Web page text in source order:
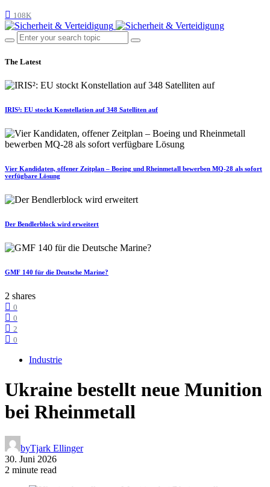
108K
The Latest
IRIS²: EU stockt Konstellation auf 348 Satelliten auf
Vier Kandidaten, offener Zeitplan – Boeing und Rheinmetall bewerben MQ-28 als sofort
verfügbare Lösung
Der Bendlerblock wird erweitert
GMF 140 für die Deutsche Marine?
2 shares
0
0
2
0
Industrie
Ukraine bestellt neue Munition
bei Rheinmetall
byTjark Ellinger
30. Juni 2026
2 minute read